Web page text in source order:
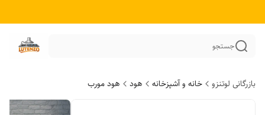
جستجو
بازرگانی لوتنزو خانه و آشپزخانه هود هود مورب